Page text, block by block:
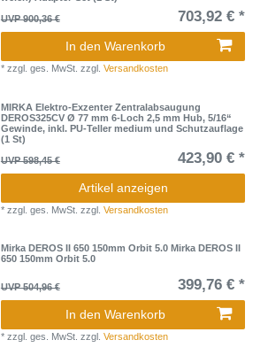
UVP 900,36 €
703,92 € *
In den Warenkorb
* zzgl. ges. MwSt. zzgl. Versandkosten
MIRKA Elektro-Exzenter Zentralabsaugung
DEROS325CV Ø 77 mm 6-Loch 2,5 mm Hub, 5/16“
Gewinde, inkl. PU-Teller medium und Schutzauflage
(1 St)
UVP 598,45 €
423,90 € *
Artikel anzeigen
* zzgl. ges. MwSt. zzgl. Versandkosten
Mirka DEROS II 650 150mm Orbit 5.0 Mirka DEROS II
650 150mm Orbit 5.0
UVP 504,96 € 399,76 € *
In den Warenkorb
* zzgl. ges. MwSt. zzgl. Versandkosten